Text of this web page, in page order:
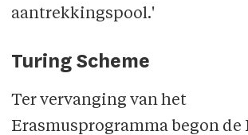
aantrekkingspool.'
Turing Scheme
Ter vervanging van het
Erasmusprogramma begon de